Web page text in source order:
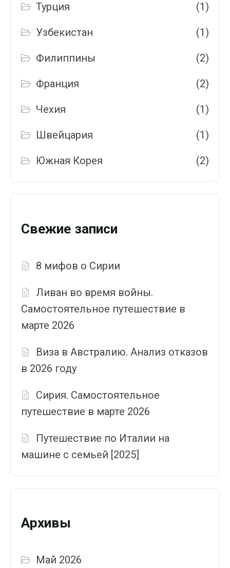
Турция (1)
Узбекистан (1)
Филиппины (2)
Франция (2)
Чехия (1)
Швейцария (1)
Южная Корея (2)
Свежие записи
8 мифов о Сирии
Ливан во время войны.
Самостоятельное путешествие в
марте 2026
Виза в Австралию. Анализ отказов
в 2026 году
Сирия. Самостоятельное
путешествие в марте 2026
Путешествие по Италии на
машине с семьей [2025]
Архивы
Май 2026